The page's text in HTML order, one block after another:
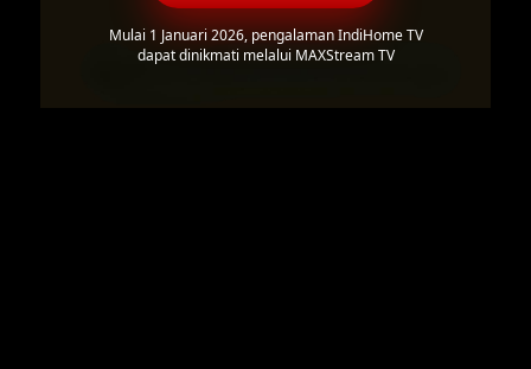
Mulai 1 Januari 2026, pengalaman IndiHome TV
dapat dinikmati melalui MAXStream TV